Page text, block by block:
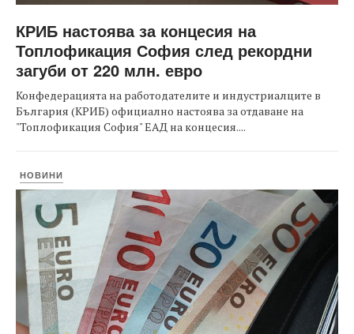
КРИБ настоява за концесия на
Топлофикация София след рекордни
загуби от 220 млн. евро
Конфедерацията на работодателите и индустриалците в
България (КРИБ) официално настоява за отдаване на
"Топлофикация София" ЕАД на концесия....
НОВИНИ